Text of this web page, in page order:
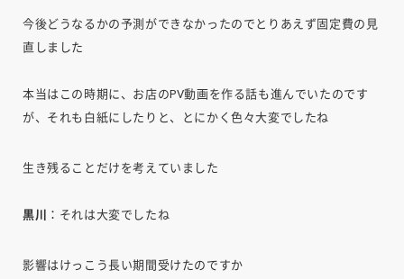
今後どうなるかの予測ができなかったのでとりあえず固定費の見
直しました
本当はこの時期に、お店のPV動画を作る話も進んでいたのです
が、それも白紙にしたりと、とにかく色々大変でしたね
生き残ることだけを考えていました
黒川 ：それは大変でしたね
影響はけっこう長い期間受けたのですか